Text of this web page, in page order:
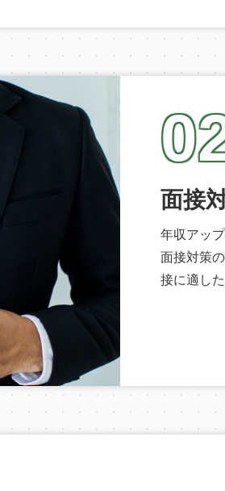
面接
年収アッ
面接対策
接に適し